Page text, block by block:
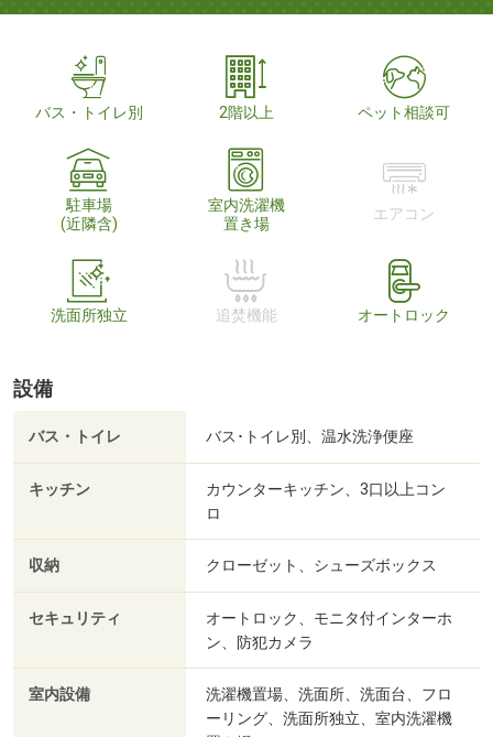
バス・トイレ別 2階以上 ペット相談可
駐車場
(近隣含)
室内洗濯機
置き場
エアコン
洗面所独立 追焚機能 オートロック
設備
バス・トイレ バス･トイレ別、温水洗浄便座
キッチン
カウンターキッチン、3口以上コン
ロ
収納 クローゼット、シューズボックス
セキュリティ
オートロック、モニタ付インターホ
ン、防犯カメラ
室内設備
洗濯機置場、洗面所、洗面台、フロ
ーリング、洗面所独立、室内洗濯機